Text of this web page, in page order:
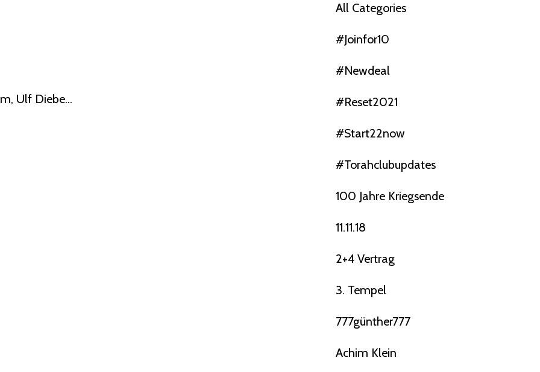
Ulf Diebe...
All Categories
#joinfor10
#newdeal
#reset2021
#start22now
#torahclubupdates
100 Jahre Kriegsende
11.11.18
2+4 Vertrag
3. Tempel
777günther777
Achim Klein